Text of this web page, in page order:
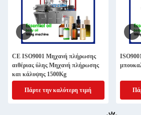
CE ISO9001 Μηχανή πλήρωσης
αιθέριας ύλης Μηχανή πλήρωσης
και κάλυψης 1500Kg
Πάρτε την καλύτερη τιμή